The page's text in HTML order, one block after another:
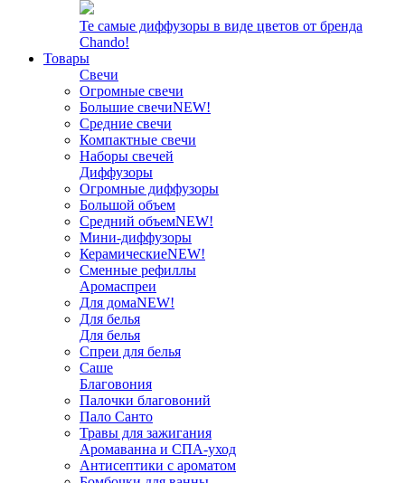
Те самые диффузоры в виде цветов от бренда
Chando!
Товары
Свечи
Огромные свечи
Большие свечиNEW!
Средние свечи
Компактные свечи
Наборы свечей
Диффузоры
Огромные диффузоры
Большой объем
Средний объемNEW!
Мини-диффузоры
КерамическиеNEW!
Сменные рефиллы
Аромаспреи
Для домаNEW!
Для белья
Для белья
Спреи для белья
Саше
Благовония
Палочки благовоний
Пало Санто
Травы для зажигания
Аромаванна и СПА-уход
Антисептики с ароматом